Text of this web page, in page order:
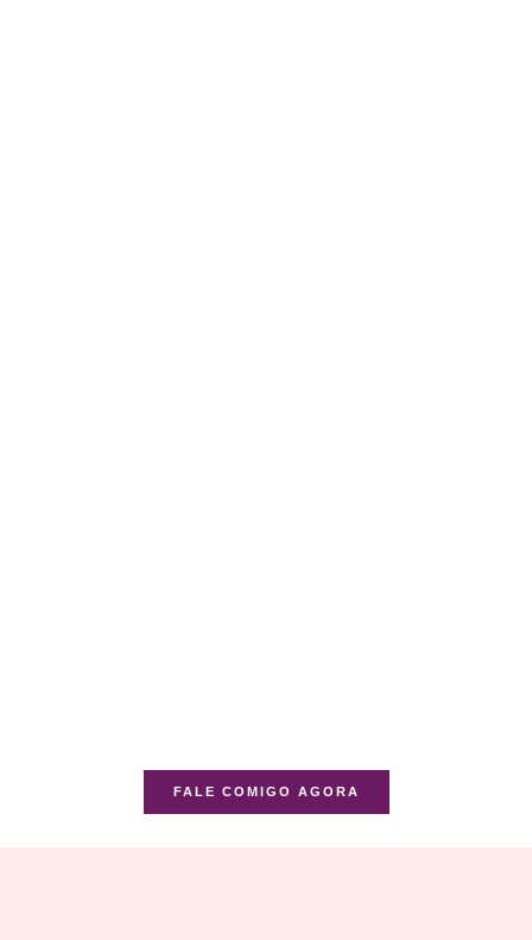
FALE COMIGO AGORA